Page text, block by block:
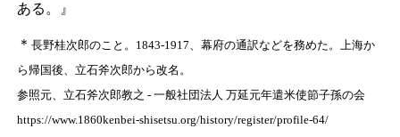
ある。』
＊ 長野桂次郎のこと。1843‐1917、幕府の通訳などを務めた。上海か
ら帰国後、立石斧次郎から改名。
参照元、立石斧次郎教之 - 一般社団法人 万延元年遣米使節子孫の会
https://www.1860kenbei-shisetsu.org/history/register/profile-64/